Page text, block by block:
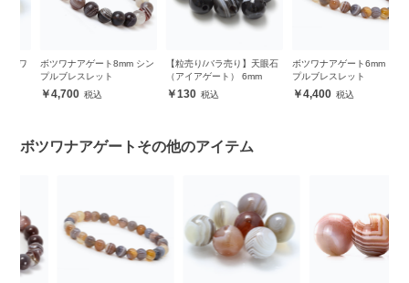
ボツワナアゲート8mm シン
プルブレスレット
4,700
【粒売り/バラ売り】天眼石
（アイアゲート） 6mm
130
ボツワナアゲート6mm シン
プルブレスレット
4,400
ボツワナアゲートその他のアイテム